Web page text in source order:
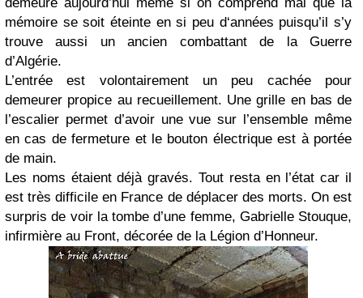
mémoire se soit éteinte en si peu d‘années puisqu’il s’y
trouve aussi un ancien combattant de la Guerre
d’Algérie.
L’entrée est volontairement un peu cachée pour
demeurer propice au recueillement. Une grille en bas de
l’escalier permet d’avoir une vue sur l’ensemble même
en cas de fermeture et le bouton électrique est à portée
de main.
Les noms étaient déjà gravés. Tout resta en l’état car il
est très difficile en France de déplacer des morts. On est
surpris de voir la tombe d’une femme, Gabrielle Stouque,
infirmière au Front, décorée de la Légion d’Honneur.